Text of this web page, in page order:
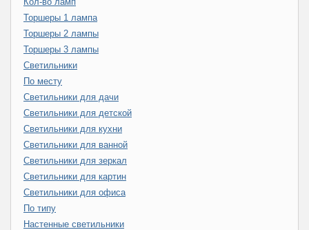
Торшеры 1 лампа
Торшеры 2 лампы
Торшеры 3 лампы
Светильники
По месту
Светильники для дачи
Светильники для детской
Светильники для кухни
Светильники для ванной
Светильники для зеркал
Светильники для картин
Светильники для офиса
По типу
Настенные светильники